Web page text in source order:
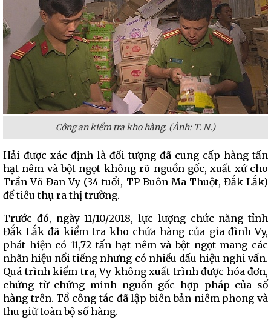
Công an kiểm tra kho hàng. (Ảnh: T. N.)
Hải được xác định là đối tượng đã cung cấp hàng tấn
hạt nêm và bột ngọt không rõ nguồn gốc, xuất xứ cho
Trần Võ Đan Vy (34 tuổi, TP Buôn Ma Thuột, Đắk Lắk)
để tiêu thụ ra thị trường.
Trước đó, ngày 11/10/2018, lực lượng chức năng tỉnh
Đắk Lắk đã kiểm tra kho chứa hàng của gia đình Vy,
phát hiện có 11,72 tấn hạt nêm và bột ngọt mang các
nhãn hiệu nổi tiếng nhưng có nhiều dấu hiệu nghi vấn.
Quá trình kiểm tra, Vy không xuất trình được hóa đơn,
chứng từ chứng minh nguồn gốc hợp pháp của số
hàng trên. Tổ công tác đã lập biên bản niêm phong và
thu giữ toàn bộ số hàng.